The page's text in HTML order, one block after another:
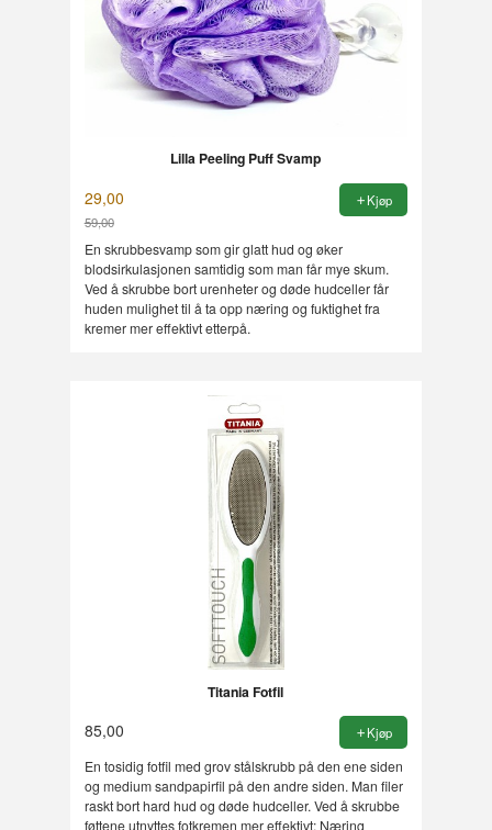
Lilla Peeling Puff Svamp
29,00
59,00
Rabatt
Kjøp
En skrubbesvamp som gir glatt hud og øker
blodsirkulasjonen samtidig som man får mye skum.
Ved å skrubbe bort urenheter og døde hudceller får
huden mulighet til å ta opp næring og fuktighet fra
kremer mer effektivt etterpå.
Titania Fotfil
85,00 Kjøp
En tosidig fotfil med grov stålskrubb på den ene siden
og medium sandpapirfil på den andre siden. Man filer
raskt bort hard hud og døde hudceller. Ved å skrubbe
føttene utnyttes fotkremen mer effektivt: Næring